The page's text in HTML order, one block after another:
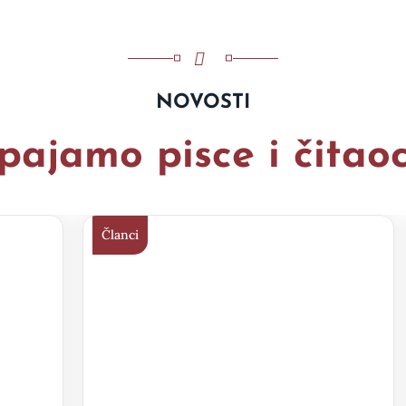
NOVOSTI
pisce i
Članci